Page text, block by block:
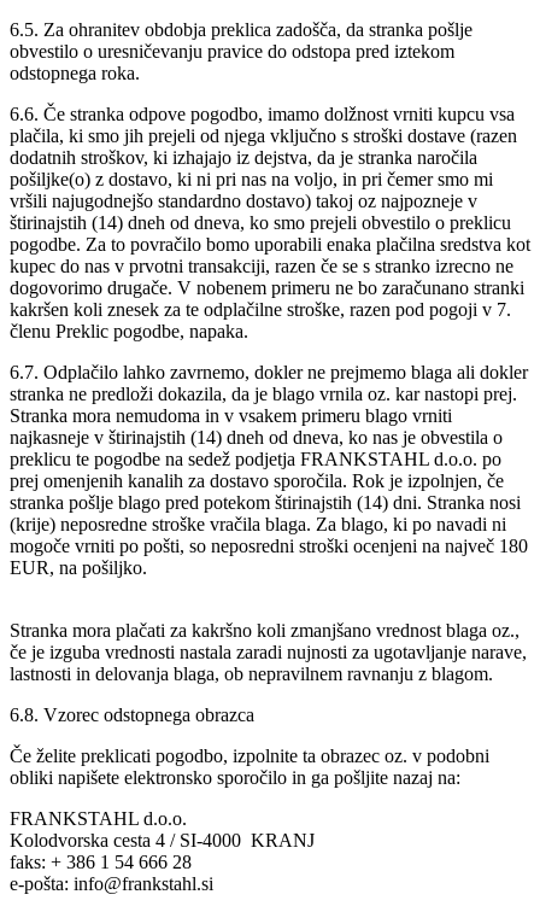
6.5. Za ohranitev obdobja preklica zadošča, da stranka pošlje
obvestilo o uresničevanju pravice do odstopa pred iztekom
odstopnega roka.
6.6. Če stranka odpove pogodbo, imamo dolžnost vrniti kupcu vsa
plačila, ki smo jih prejeli od njega vključno s stroški dostave (razen
dodatnih stroškov, ki izhajajo iz dejstva, da je stranka naročila
pošiljke(o) z dostavo, ki ni pri nas na voljo, in pri čemer smo mi
vršili najugodnejšo standardno dostavo) takoj oz najpozneje v
štirinajstih (14) dneh od dneva, ko smo prejeli obvestilo o preklicu
pogodbe. Za to povračilo bomo uporabili enaka plačilna sredstva kot
kupec do nas v prvotni transakciji, razen če se s stranko izrecno ne
dogovorimo drugače. V nobenem primeru ne bo zaračunano stranki
kakršen koli znesek za te odplačilne stroške, razen pod pogoji v 7.
členu Preklic pogodbe, napaka.
6.7. Odplačilo lahko zavrnemo, dokler ne prejmemo blaga ali dokler
stranka ne predloži dokazila, da je blago vrnila oz. kar nastopi prej.
Stranka mora nemudoma in v vsakem primeru blago vrniti
najkasneje v štirinajstih (14) dneh od dneva, ko nas je obvestila o
preklicu te pogodbe na sedež podjetja FRANKSTAHL d.o.o. po
prej omenjenih kanalih za dostavo sporočila. Rok je izpolnjen, če
stranka pošlje blago pred potekom štirinajstih (14) dni. Stranka nosi
(krije) neposredne stroške vračila blaga. Za blago, ki po navadi ni
mogoče vrniti po pošti, so neposredni stroški ocenjeni na največ 180
EUR, na pošiljko.
Stranka mora plačati za kakršno koli zmanjšano vrednost blaga oz.,
če je izguba vrednosti nastala zaradi nujnosti za ugotavljanje narave,
lastnosti in delovanja blaga, ob nepravilnem ravnanju z blagom.
6.8. Vzorec odstopnega obrazca
Če želite preklicati pogodbo, izpolnite ta obrazec oz. v podobni
obliki napišete elektronsko sporočilo in ga pošljite nazaj na:
FRANKSTAHL d.o.o.
Kolodvorska cesta 4 / SI-4000 KRANJ
faks: + 386 1 54 666 28
e-pošta: info@frankstahl.si